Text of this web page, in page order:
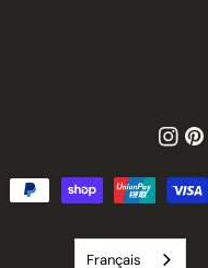
Français